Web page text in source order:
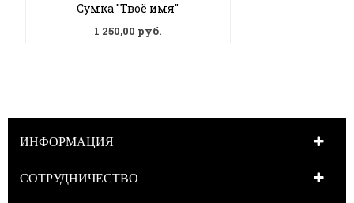
Сумка "Твоё имя"
1 250,00 руб.
ИНФОРМАЦИЯ
СОТРУДНИЧЕСТВО